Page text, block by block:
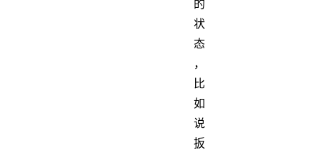
的
状
态
，
比
如
说
扳